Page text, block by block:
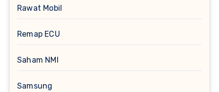
Rawat Mobil
Remap ECU
Saham NMI
Samsung